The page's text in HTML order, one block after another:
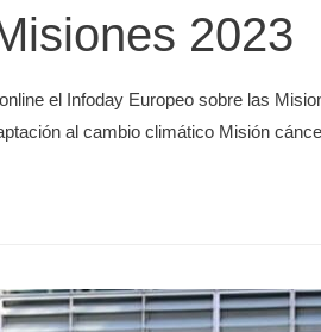
2023
el Infoday Europeo sobre las
al cambio climático Misión